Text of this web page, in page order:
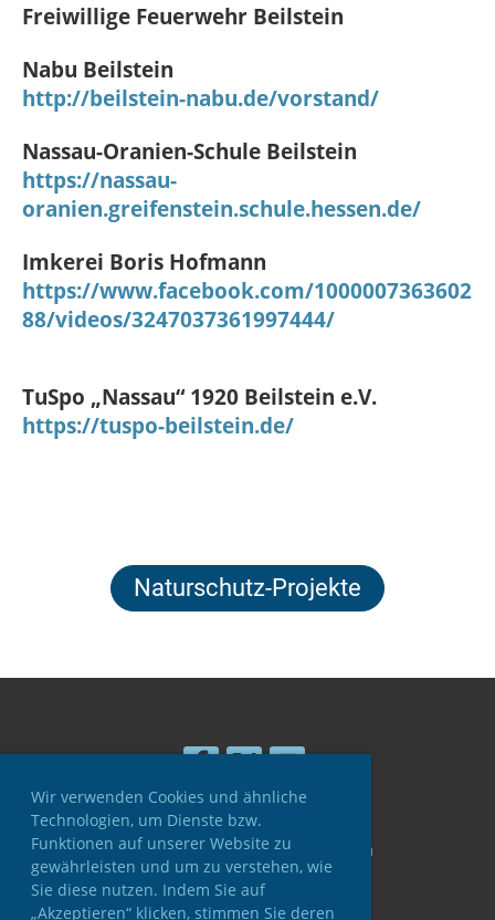
Wir verwenden Cookies und ähnliche
Technologien, um Dienste bzw.
Funktionen auf unserer Website zu
gewährleisten und um zu verstehen, wie
Sie diese nutzen. Indem Sie auf
„Akzeptieren“ klicken, stimmen Sie deren
Freiwillige Feuerwehr Beilstein
Nabu Beilstein
http://beilstein-nabu.de/vorstand/
Nassau-Oranien-Schule Beilstein
https://nassau-
oranien.greifenstein.schule.hessen.de/
Imkerei Boris Hofmann
https://www.facebook.com/1000007363602
88/videos/3247037361997444/
TuSpo „Nassau“ 1920 Beilstein e.V.
https://tuspo-beilstein.de/
Naturschutz-Projekte
© ASV Ulmtal e.V. Greifenstein
Erstellt mit ClubDesk Vereinssoftware